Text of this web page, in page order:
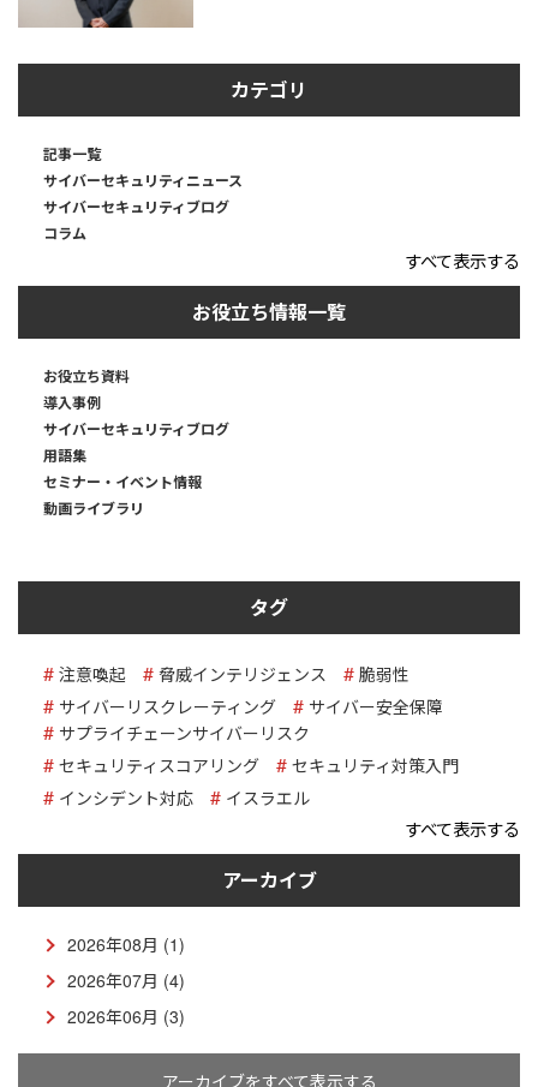
カテゴリ
記事一覧
サイバーセキュリティニュース
サイバーセキュリティブログ
コラム
すべて表示する
お役立ち情報一覧
お役立ち資料
導入事例
サイバーセキュリティブログ
用語集
セミナー・イベント情報
動画ライブラリ
タグ
注意喚起 脅威インテリジェンス
脆弱性
サイバーリスクレーティング
サイバー安全保障
サプライチェーンサイバーリスク
セキュリティスコアリング
セキュリティ対策入門
インシデント対応
イスラエル
すべて表示する
アーカイブ
2026年08月 (1)
2026年07月 (4)
2026年06月 (3)
アーカイブをすべて表示する